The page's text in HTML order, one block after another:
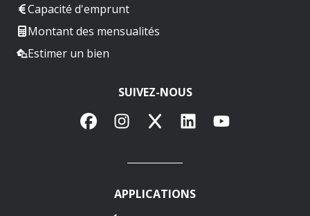
Capacité d'emprunt
Montant des mensualités
Estimer un bien
SUIVEZ-NOUS
FacebookInstagram
X LinkedInYouTube
APPLICATIONS